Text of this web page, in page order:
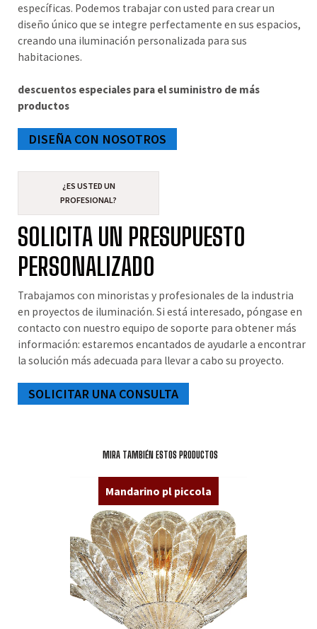
específicas. Podemos trabajar con usted para crear un
diseño único que se integre perfectamente en sus espacios,
creando una iluminación personalizada para sus
habitaciones.
descuentos especiales para el suministro de más
productos
DISEÑA CON NOSOTROS
¿ES USTED UN
PROFESIONAL?
SOLICITA UN PRESUPUESTO
PERSONALIZADO
Trabajamos con minoristas y profesionales de la industria
en proyectos de iluminación. Si está interesado, póngase en
contacto con nuestro equipo de soporte para obtener más
información: estaremos encantados de ayudarle a encontrar
la solución más adecuada para llevar a cabo su proyecto.
SOLICITAR UNA CONSULTA
MIRA TAMBIÉN ESTOS PRODUCTOS
Mandarino pl piccola